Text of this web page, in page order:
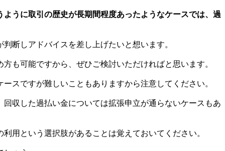
うに取引の歴史が長期間程度あったようなケースでは、過
断しアドバイスを差し上げたいと想います。
も可能ですから、ぜひご検討いただければと思います。
スですが難しいこともありますから注意してください。
収した過払い金については拡張申立が通らないケースもあ
用という選択肢があることは覚えておいてください。